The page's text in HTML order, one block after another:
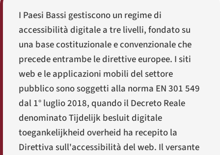
I Paesi Bassi gestiscono un regime di
accessibilità digitale a tre livelli, fondato su
una base costituzionale e convenzionale che
precede entrambe le direttive europee. I siti
web e le applicazioni mobili del settore
pubblico sono soggetti alla norma EN 301 549
dal 1° luglio 2018, quando il Decreto Reale
denominatoTijdelijk besluit digitale
toegankelijkheid overheid ha recepito la
Direttiva sull'accessibilità del web. Il versante